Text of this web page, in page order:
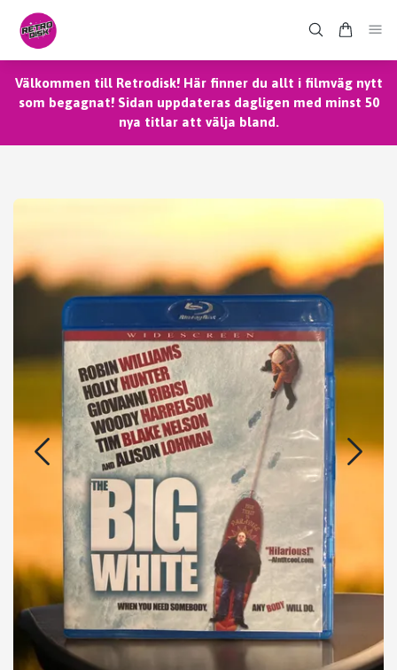
Välkommen till Retrodisk! Här finner du allt i filmväg nytt
som begagnat! Sidan uppdateras dagligen med minst 50
nya titlar att välja bland.